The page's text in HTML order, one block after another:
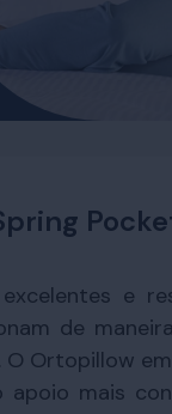
e
de
Ortopillow
mais